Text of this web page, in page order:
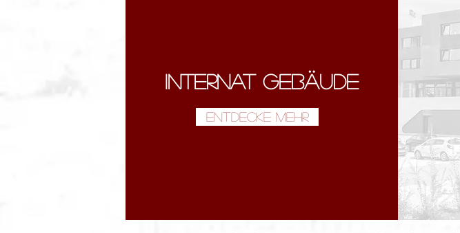
INTERNAT GEBÄUDE
Entdecke mehr